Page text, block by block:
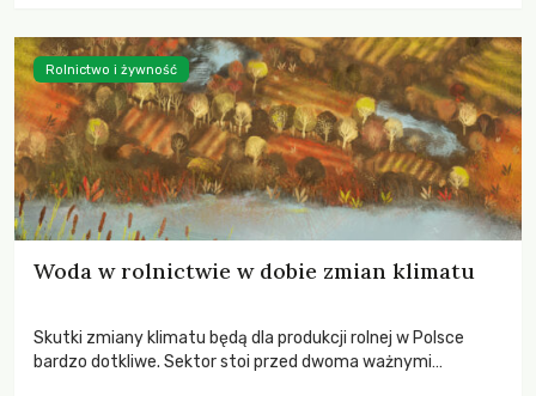
Woda w rolnictwie w dobie zmian klimatu
Skutki zmiany klimatu będą dla produkcji rolnej w Polsce
bardzo dotkliwe. Sektor stoi przed dwoma ważnymi
Rolnictwo i żywność